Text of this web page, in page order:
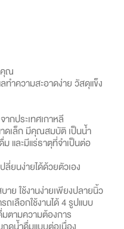
คุณ
ทำความสะอาดง่าย วัสดุแข็ง
ากประเทศเกาหลี
ดเล็ก มีคุณสมบัติ เป็นน้ำ
และมีแร่ธาตุที่จำเป็นต่อ
ลี่ยนง่ายได้ด้วยตัวเอง
าย ใช้งานง่ายเพียงปลายนิ้ว
เลือกใช้งานได้ 4 รูปแบบ
ตามความต้องการ
ดน้ำดื่มแบบต่อเนื่อง